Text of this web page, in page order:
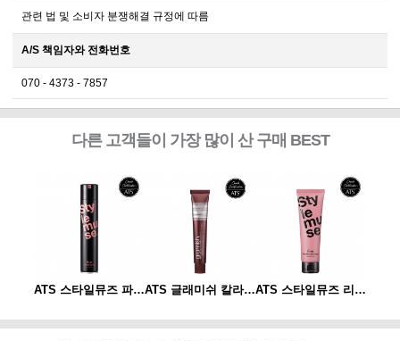
관련 법 및 소비자 분쟁해결 규정에 따름
A/S 책임자와 전화번호
070 - 4373 - 7857
다른 고객들이 가장 많이 산 구매 BEST
ATS 스타일뮤즈 파워 스프레이 300ml ATS 글래미쉬 칼라 80g ATS 스타일뮤즈 리페어 컬크림 150ml